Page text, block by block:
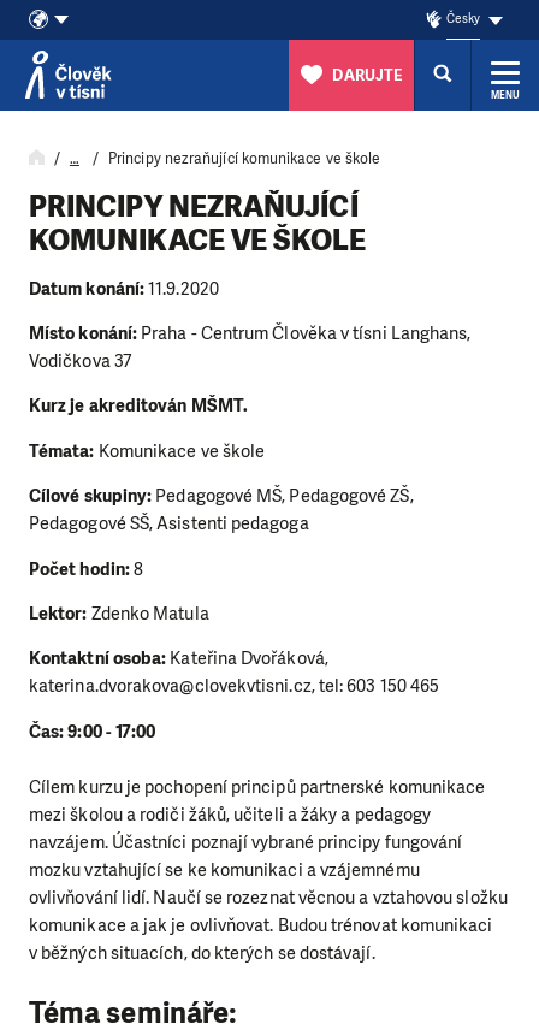
Přeskočit na obsah
Česky
DARUJTE
MENU
… Principy nezraňující komunikace ve škole
PRINCIPY NEZRAŇUJÍCÍ
KOMUNIKACE VE ŠKOLE
Datum konání:11.9.2020
Místo konání: Praha - Centrum Člověka v tísni Langhans,
Vodičkova 37
Kurz je akreditován MŠMT.
Témata: Komunikace ve škole
Cílové skupiny: Pedagogové MŠ, Pedagogové ZŠ,
Pedagogové SŠ, Asistenti pedagoga
Počet hodin:8
Lektor: Zdenko Matula
Kontaktní osoba: Kateřina Dvořáková,
katerina.dvorakova@clovekvtisni.cz, tel: 603 150 465
Čas: 9:00 - 17:00
Cílem kurzu je pochopení principů partnerské komunikace
mezi školou a rodiči žáků, učiteli a žáky a pedagogy
navzájem. Účastníci poznají vybrané principy fungování
mozku vztahující se ke komunikaci a vzájemnému
ovlivňování lidí. Naučí se rozeznat věcnou a vztahovou složku
komunikace a jak je ovlivňovat. Budou trénovat komunikaci
v běžných situacích, do kterých se dostávají.
Téma semináře: